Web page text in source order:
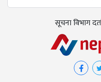
सूचना विभाग